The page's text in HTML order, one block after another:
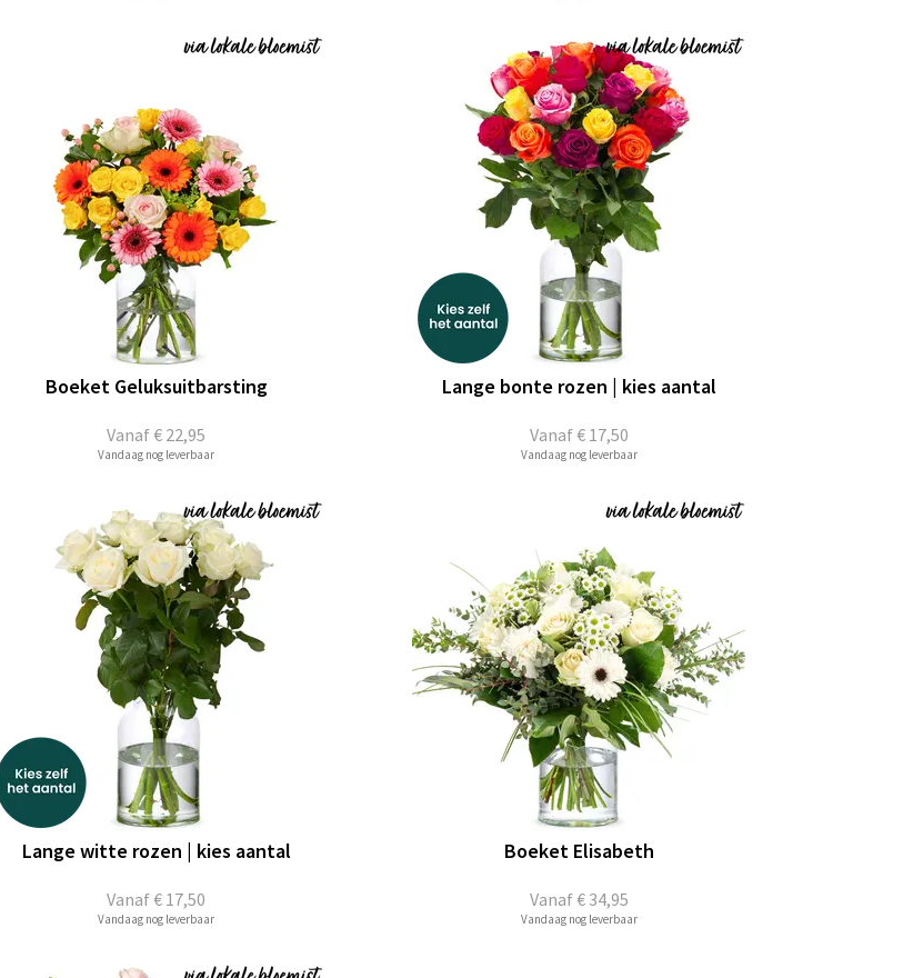
Vanaf€ 22,95
Boeket Geluksuitbarsting
Vandaag nog leverbaar
Vanaf€ 17,50
Lange bonte rozen | kies aantal
Vandaag nog leverbaar
Vanaf€ 17,50
Lange witte rozen | kies aantal
Vandaag nog leverbaar
Vanaf€ 34,95
Boeket Elisabeth
Vandaag nog leverbaar